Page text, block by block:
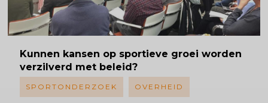
Kunnen kansen op sportieve groei worden
verzilverd met beleid?
SPORTONDERZOEK OVERHEID